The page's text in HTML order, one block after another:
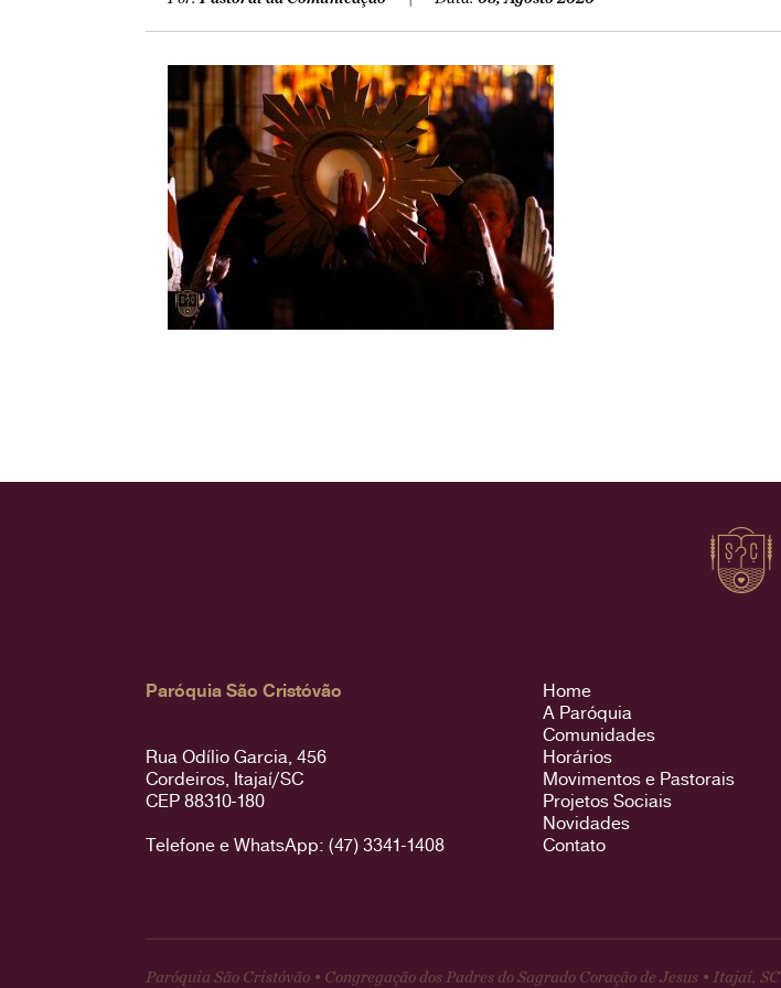
Paróquia São Cristóvão
Rua Odílio Garcia, 456
Cordeiros, Itajaí/SC
CEP 88310-180
Telefone e WhatsApp: (47) 3341-1408
Home
A Paróquia
Comunidades
Horários
Movimentos e Pastorais
Projetos Sociais
Novidades
Contato
Paróquia São Cristóvão • Congregação dos Padres do Sagrado Coração de Jesus • Itajaí, SC